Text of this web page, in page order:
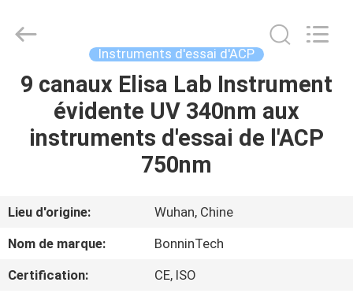
MAISON
PRODUITS
AU
DE
Copyright
Wuhan
Bonnin
Reserved.
Instruments d'essai d'ACP
9 canaux Elisa Lab Instrument
évidente UV 340nm aux
instruments d'essai de l'ACP
750nm
Lieu d'origine:
Wuhan, Chine
Nom de marque:
BonninTech
Certification:
CE, ISO